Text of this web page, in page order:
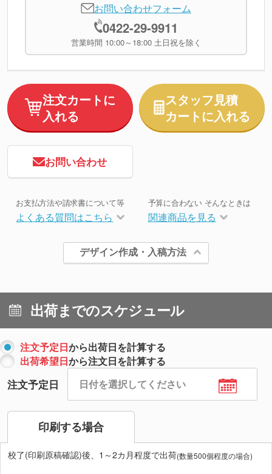
お問い合わせフォーム
0422-29-9911
営業時間 10:00～18:00 土日祝を除く
注文カートに
入れる
スタッフ見積
カートに入れる
お問い合わせ
お支払方法や請求書について等
よくある質問はこちら
予算に合わない そんなときは
関連商品を見る
デザイン作成・入稿方法
出荷までのスケジュール
注文予定日から出荷日を計算する
出荷希望日から注文日を計算する
注文予定日
印刷する場合
校了(印刷原稿確認)後、1～2カ月程度で出荷(数量500個程度の場合)